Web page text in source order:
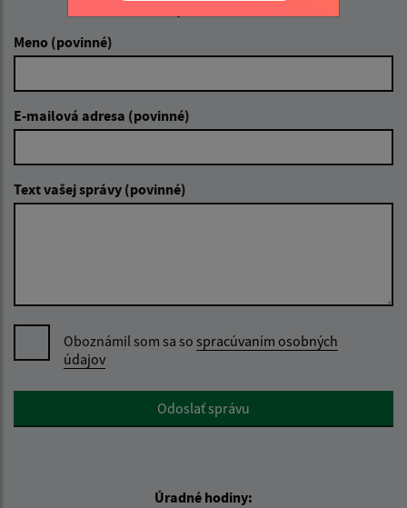
Meno (povinné)
E-mailová adresa (povinné)
Text vašej správy (povinné)
Oboznámil som sa so spracúvaním osobných
údajov
Google reCaptcha ResponseOdoslať správu
Úradné hodiny: